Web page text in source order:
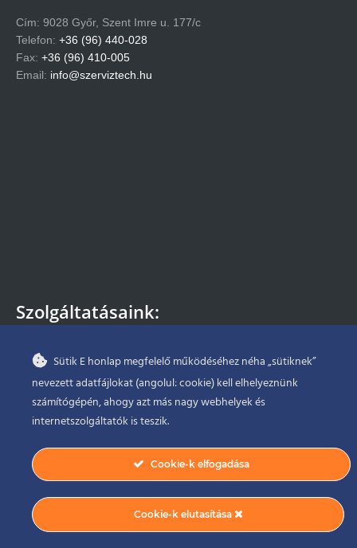
Cím: 9028 Győr, Szent Imre u. 177/c
Telefon: +36 (96) 440-028
Fax: +36 (96) 410-005
Email: info@szerviztech.hu
Szolgáltatásaink:
– Szivattyú javítás
– Szivattyú forgalmazás
– Szivattyú beépítés, üzemeltetés
– Szivattyú időszakos karbantartása
Impresszum Adatkezelési tájékoztató
Minőségpolitikánk
Sütik E honlap megfelelő működéséhez néha „sütiknek”
nevezett adatfájlokat (angolul: cookie) kell elhelyeznünk
számítógépén, ahogy azt más nagy webhelyek és
internetszolgáltatók is teszik.
Cookie-k elfogadása
Cookie-k elutasítása